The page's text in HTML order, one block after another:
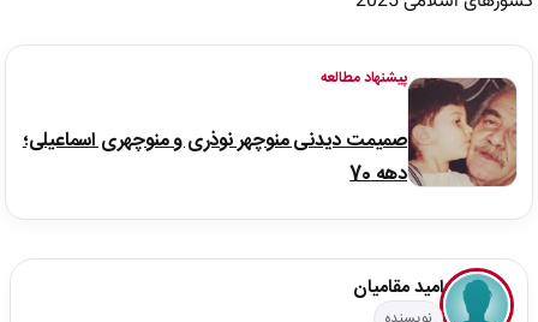
پیشنهاد مطالعه
صمیمت دیدنی منوچهر نوذری و منوچهری اسماعیلی؛
دهه 70
امید مقامیان